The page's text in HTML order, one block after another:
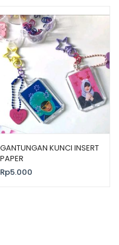
GANTUNGAN KUNCI INSERT
PAPER
Rp5.000